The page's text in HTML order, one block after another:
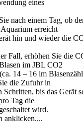
eines
nach einem Tag, ob
erreicht
hin und wieder die
Fall, erhöhen Sie die
im JBL CO2
14 – 16 im
die Zufuhr in
bis das Gerät
Tag die
wird.
anklicken....